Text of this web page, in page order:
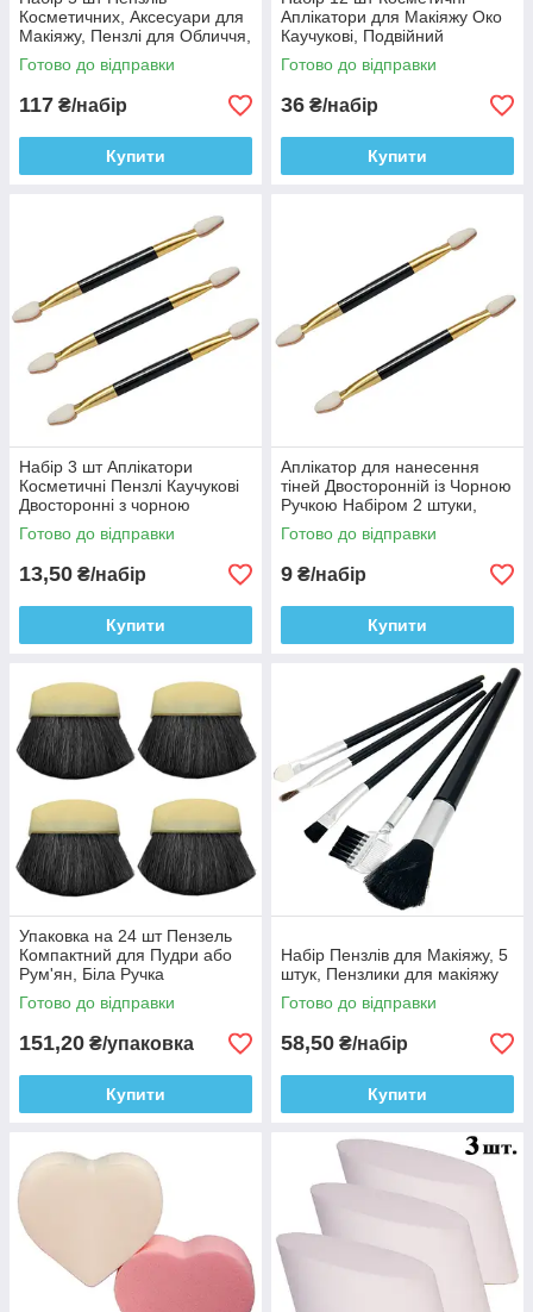
Косметичних, Аксесуари для
Макіяжу, Пензлі для Обличчя,
для тіней
Готово до відправки
117 ₴/набір
Купити
Аплікатори для Макіяжу Око
Каучукові, Подвійний
Аплікатор Косметика
Готово до відправки
36 ₴/набір
Купити
Набір 3 шт Аплікатори
Косметичні Пензлі Каучукові
Двосторонні з чорною
Ручкою, Аксесуари для
Макіяжу
Готово до відправки
13,50 ₴/набір
Купити
Аплікатор для нанесення
тіней Двосторонній із Чорною
Ручкою Набіром 2 штуки,
Аксесуари для макіяжу
Готово до відправки
9 ₴/набір
Купити
Упаковка на 24 шт Пензель
Компактний для Пудри або
Рум'ян, Біла Ручка
Готово до відправки
151,20 ₴/упаковка
Купити
Набір Пензлів для Макіяжу, 5
штук, Пензлики для макіяжу
Готово до відправки
58,50 ₴/набір
Купити